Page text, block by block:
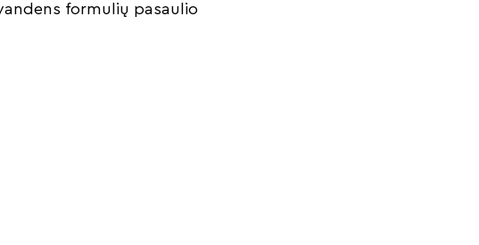
formulių pasaulio